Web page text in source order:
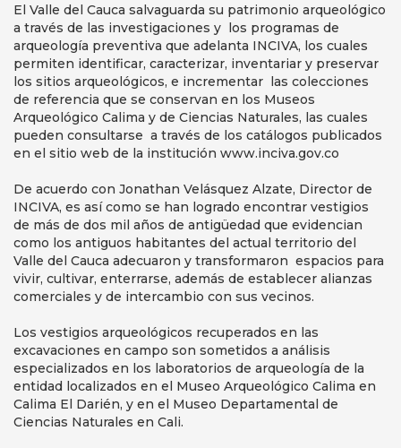
El Valle del Cauca salvaguarda su patrimonio arqueológico
a través de las investigaciones y los programas de
arqueología preventiva que adelanta INCIVA, los cuales
permiten identificar, caracterizar, inventariar y preservar
los sitios arqueológicos, e incrementar las colecciones
de referencia que se conservan en los Museos
Arqueológico Calima y de Ciencias Naturales, las cuales
pueden consultarse a través de los catálogos publicados
en el sitio web de la institución www.inciva.gov.co
De acuerdo con Jonathan Velásquez Alzate, Director de
INCIVA, es así como se han logrado encontrar vestigios
de más de dos mil años de antigüedad que evidencian
como los antiguos habitantes del actual territorio del
Valle del Cauca adecuaron y transformaron espacios para
vivir, cultivar, enterrarse, además de establecer alianzas
comerciales y de intercambio con sus vecinos.
Los vestigios arqueológicos recuperados en las
excavaciones en campo son sometidos a análisis
especializados en los laboratorios de arqueología de la
entidad localizados en el Museo Arqueológico Calima en
Calima El Darién, y en el Museo Departamental de
Ciencias Naturales en Cali.